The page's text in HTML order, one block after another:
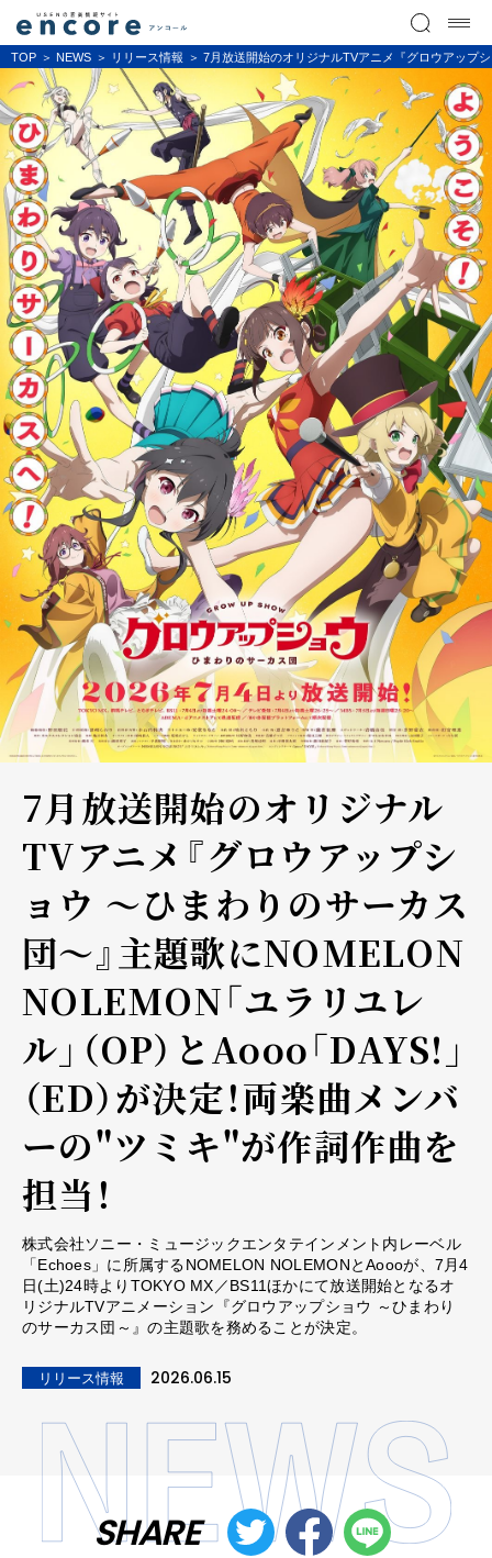
TOP NEWS リリース情報 7月放送開始のオリジナルTVアニメ『グロウアップ
7月放送開始のオリジナル
TVアニメ『グロウアップシ
ョウ ～ひまわりのサーカス
団～』主題歌にNOMELON
NOLEMON「ユラリユレ
ル」（OP）とAooo「DAYS!」
（ED）が決定！両楽曲メンバ
ーの"ツミキ"が作詞作曲を
担当！
株式会社ソニー・ミュージックエンタテインメント内レーベル
「Echoes」に所属するNOMELON NOLEMONとAoooが、7月4
日(土)24時よりTOKYO MX／BS11ほかにて放送開始となるオ
リジナルTVアニメーション『グロウアップショウ ～ひまわり
のサーカス団～』の主題歌を務めることが決定。
リリース情報 2026.06.15
SHARE